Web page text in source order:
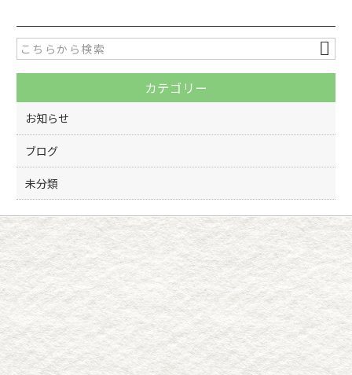
e
b
o
o
k
er
カテゴリー
お知らせ
ブログ
未分類